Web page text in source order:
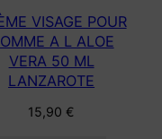
VISAGE POUR
A L ALOE
VERA 50 ML
LANZAROTE
15,90 €